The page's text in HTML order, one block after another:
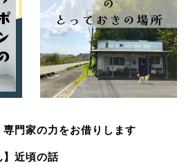
専門家の力をお借りします
】近頃の話